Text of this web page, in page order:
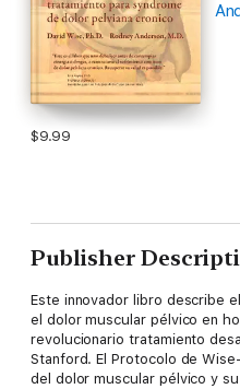
$9.99
Publisher
Este innovador libro describe
el dolor muscular pélvico en
revolucionario tratamiento
Stanford. El Protocolo de
del dolor muscular pélvico y